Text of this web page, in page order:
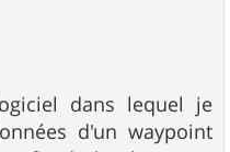
dans lequel je
d'un waypoint